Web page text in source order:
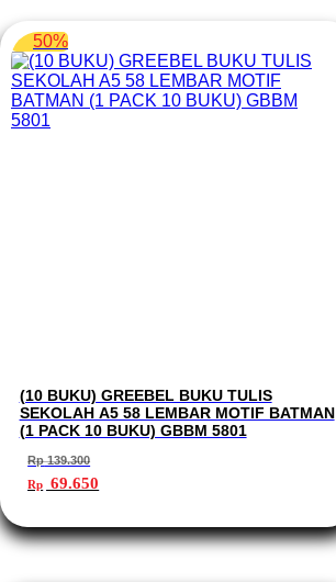
50%
(10 BUKU) GREEBEL BUKU TULIS
SEKOLAH A5 58 LEMBAR MOTIF BATMAN
(1 PACK 10 BUKU) GBBM 5801
Rp139.300
Harga
aslinya
Rp 139.300.
Rp 69.650saat
adalah:
Rp 69.650.